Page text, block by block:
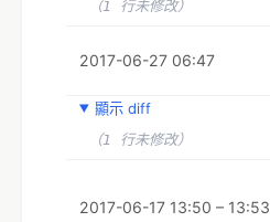
（1 行未修改）
2017-06-27 06:47
顯示 diff
（1 行未修改）
2017-06-17 13:50 – 13:53